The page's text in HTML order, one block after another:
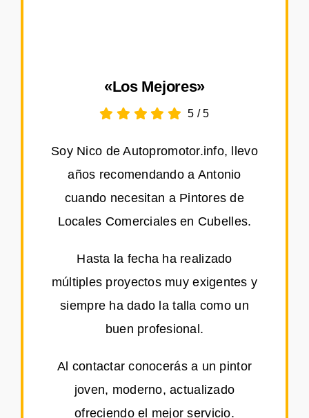
«Los Mejores»
5 /5
Soy Nico de Autopromotor.info, llevo
años recomendando a Antonio
cuando necesitan a Pintores de
Locales Comerciales en Cubelles.
Hasta la fecha ha realizado
múltiples proyectos muy exigentes y
siempre ha dado la talla como un
buen profesional.
Al contactar conocerás a un pintor
joven, moderno, actualizado
ofreciendo el mejor servicio.